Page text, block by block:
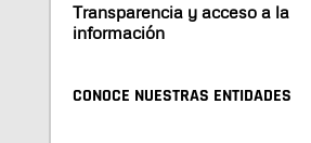
Transparencia y acceso a la
información
CONOCE NUESTRAS ENTIDADES